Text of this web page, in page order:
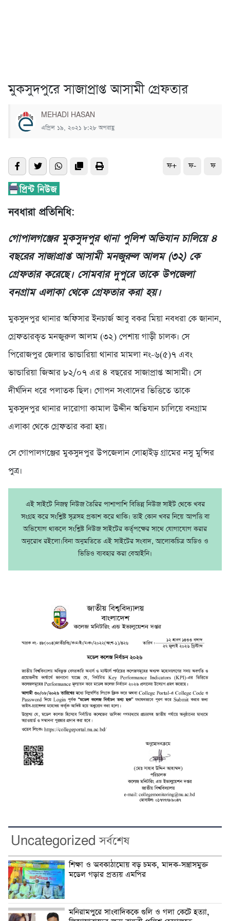
মুকসুদপুরে সাজাপ্রাপ্ত আসামী গ্রেফতার
MEHADI HASAN
এপ্রিল ১৯, ২০২১ ৮:২৮ অপরাহ্ণ
ফ+ ফ- ফ
নবধারা প্রতিনিধি:
গোপালগঞ্জের মুকসুদপুর থানা পুলিশ অভিযান চালিয়ে ৪
বছরের সাজাপ্রাপ্ত আসামী মনজুরুল আলম (৩২) কে
গ্রেফতার করেছে। সোমবার দুপুরে তাকে উপজেলা
বনগ্রাম এলাকা থেকে গ্রেফতার করা হয়।
মুকসুদপুর থানার অফিসার ইনচার্জ আবু বকর মিয়া নবধরা কে জানান,
গ্রেফতারকৃত মনজুরুল আলম (৩২) পেশায় গাড়ী চালক। সে
পিরোজপুর জেলার ভান্ডারিয়া থানার মামলা নং-৬(৫)৭ এবং
ভান্ডারিয়া জিআর ৮২/০৭ এর ৪ বছরের সাজাপ্রাপ্ত আসামী। সে
দীর্ঘদিন ধরে পলাতক ছিল। গোপন সংবাদের ভিত্তিতে তাকে
মুকসুদপুর থানার দারোগা কামাল উদ্দীন অভিযান চালিয়ে বনগ্রাম
এলাকা থেকে গ্রেফতার করা হয়।
সে গোপালগঞ্জের মুকসুদপুর উপজেলান লোহাইড় গ্রামের নসু মুন্সির
পুত্র।
এই সাইটে নিজম্ব নিউজ তৈরির পাশাপাশি বিভিন্ন নিউজ সাইট থেকে খবর
সংগ্রহ করে সংশ্লিষ্ট সূত্রসহ প্রকাশ করে থাকি। তাই কোন খবর নিয়ে আপত্তি বা
অভিযোগ থাকলে সংশ্লিষ্ট নিউজ সাইটের কর্তৃপক্ষের সাথে যোগাযোগ করার
অনুরোধ রইলো।বিনা অনুমতিতে এই সাইটের সংবাদ, আলোকচিত্র অডিও ও
ভিডিও ব্যবহার করা বেআইনি।
Uncategorized সর্বশেষ
শিক্ষা ও অবকাঠামোয় বড় চমক, মাদক-সন্ত্রাসমুক্ত
মডেল গড়ার প্রত্যয় এমপির
মনিরামপুরে সাংবাদিককে গুলি ও গলা কেটে হত্যা,